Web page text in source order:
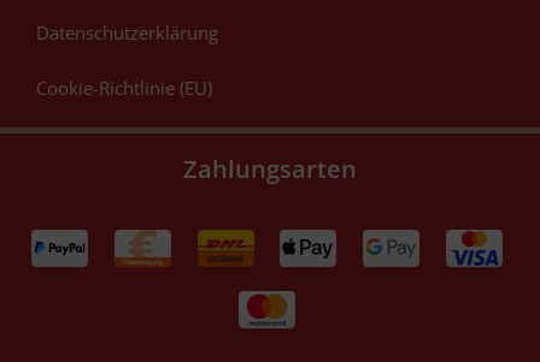
Datenschutzerklärung
Cookie-Richtlinie (EU)
Zahlungsarten